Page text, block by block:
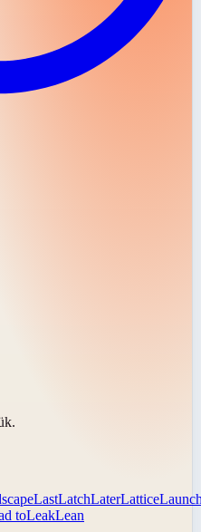
LastLatchLaterLattice
toLeakLean